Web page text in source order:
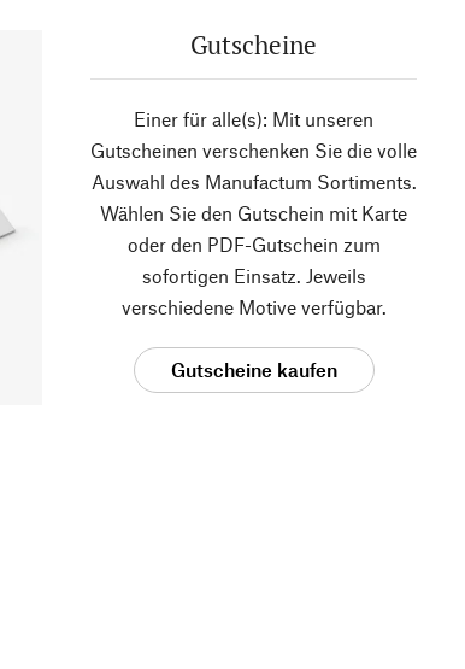
Gutscheine
Einer für alle(s): Mit unseren
Gutscheinen verschenken Sie die volle
Auswahl des Manufactum Sortiments.
Wählen Sie den Gutschein mit Karte
oder den PDF-Gutschein zum
sofortigen Einsatz. Jeweils
verschiedene Motive verfügbar.
Gutscheine kaufen